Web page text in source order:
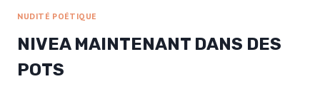
NUDITÉ POÉTIQUE
NIVEA MAINTENANT DANS DES
POTS